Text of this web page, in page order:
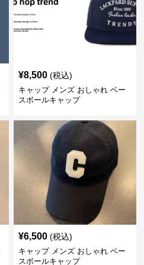
¥8,500 (税込)
キャップ メンズ おしゃれ ベー
スボールキャップ
¥6,500 (税込)
キャップ メンズ おしゃれ ベー
スボールキャップ